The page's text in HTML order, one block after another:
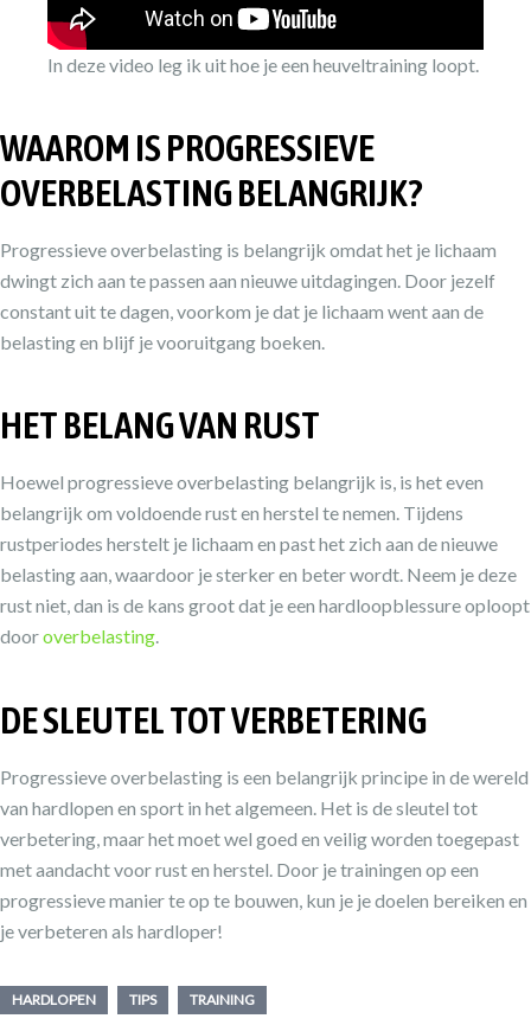
In deze video leg ik uit hoe je een heuveltraining loopt.
WAAROM IS PROGRESSIEVE
OVERBELASTING BELANGRIJK?
Progressieve overbelasting is belangrijk omdat het je lichaam
dwingt zich aan te passen aan nieuwe uitdagingen. Door jezelf
constant uit te dagen, voorkom je dat je lichaam went aan de
belasting en blijf je vooruitgang boeken.
HET BELANG VAN RUST
Hoewel progressieve overbelasting belangrijk is, is het even
belangrijk om voldoende rust en herstel te nemen. Tijdens
rustperiodes herstelt je lichaam en past het zich aan de nieuwe
belasting aan, waardoor je sterker en beter wordt. Neem je deze
rust niet, dan is de kans groot dat je een hardloopblessure oploopt
dooroverbelasting.
DE SLEUTEL TOT VERBETERING
Progressieve overbelasting is een belangrijk principe in de wereld
van hardlopen en sport in het algemeen. Het is de sleutel tot
verbetering, maar het moet wel goed en veilig worden toegepast
met aandacht voor rust en herstel. Door je trainingen op een
progressieve manier te op te bouwen, kun je je doelen bereiken en
je verbeteren als hardloper!
HARDLOPEN TIPS TRAINING